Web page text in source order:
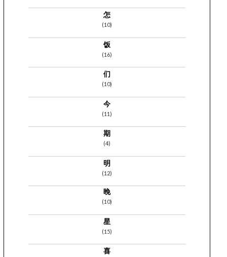
怎
(10)
饭
(16)
们
(10)
今
(11)
期
(4)
明
(12)
晚
(10)
星
(15)
喜